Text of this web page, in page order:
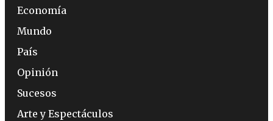
Economía
Mundo
País
Opinión
Sucesos
Arte y Espectáculos